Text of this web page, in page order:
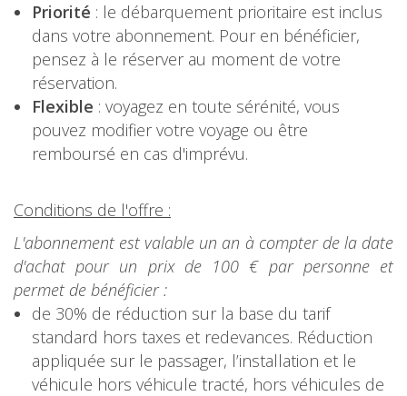
Priorité : le débarquement prioritaire est inclus
dans votre abonnement. Pour en bénéficier,
pensez à le réserver au moment de votre
réservation.
Flexible : voyagez en toute sérénité, vous
pouvez modifier votre voyage ou être
remboursé en cas d'imprévu.
Conditions de l'offre :
L'abonnement est valable un an à compter de la date
d'achat pour un prix de 100 € par personne et
permet de bénéficier :
de 30% de réduction sur la base du tarif
standard hors taxes et redevances. Réduction
appliquée sur le passager, l’installation et le
véhicule hors véhicule tracté, hors véhicules de